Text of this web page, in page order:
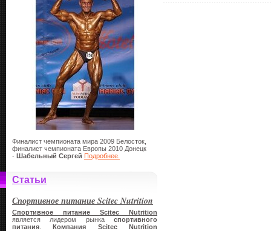
Финалист чемпионата мира 2009 Белосток,
финалист чемпионата Европы 2010 Донецк
- Шабельный Сергей Подробнее.
Статьи
Спортивное питание Scitec Nutrition
Спортивное питание Scitec Nutrition
является лидером рынка спортивного
питания .Компания Scitec Nutrition